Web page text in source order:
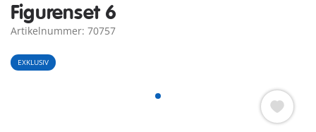
Figurenset 6
Artikelnummer: 70757
EXKLUSIV